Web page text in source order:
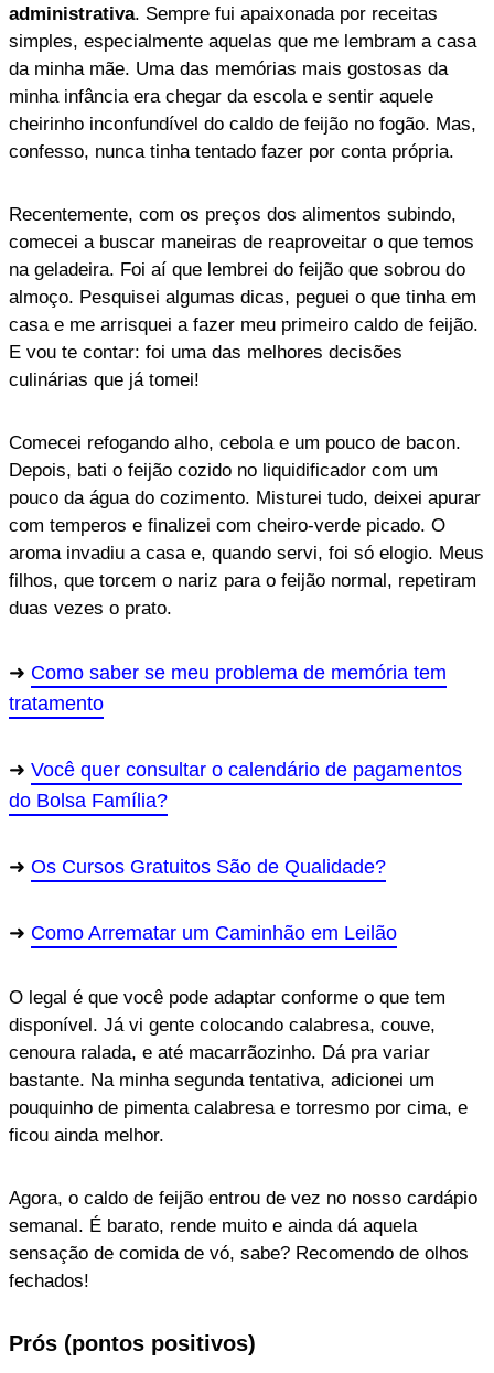
administrativa. Sempre fui apaixonada por receitas
simples, especialmente aquelas que me lembram a casa
da minha mãe. Uma das memórias mais gostosas da
minha infância era chegar da escola e sentir aquele
cheirinho inconfundível do caldo de feijão no fogão. Mas,
confesso, nunca tinha tentado fazer por conta própria.
Recentemente, com os preços dos alimentos subindo,
comecei a buscar maneiras de reaproveitar o que temos
na geladeira. Foi aí que lembrei do feijão que sobrou do
almoço. Pesquisei algumas dicas, peguei o que tinha em
casa e me arrisquei a fazer meu primeiro caldo de feijão.
E vou te contar: foi uma das melhores decisões
culinárias que já tomei!
Comecei refogando alho, cebola e um pouco de bacon.
Depois, bati o feijão cozido no liquidificador com um
pouco da água do cozimento. Misturei tudo, deixei apurar
com temperos e finalizei com cheiro-verde picado. O
aroma invadiu a casa e, quando servi, foi só elogio. Meus
filhos, que torcem o nariz para o feijão normal, repetiram
duas vezes o prato.
Como saber se meu problema de memória tem
tratamento
Você quer consultar o calendário de pagamentos
do Bolsa Família?
Os Cursos Gratuitos São de Qualidade?
Como Arrematar um Caminhão em Leilão
O legal é que você pode adaptar conforme o que tem
disponível. Já vi gente colocando calabresa, couve,
cenoura ralada, e até macarrãozinho. Dá pra variar
bastante. Na minha segunda tentativa, adicionei um
pouquinho de pimenta calabresa e torresmo por cima, e
ficou ainda melhor.
Agora, o caldo de feijão entrou de vez no nosso cardápio
semanal. É barato, rende muito e ainda dá aquela
sensação de comida de vó, sabe? Recomendo de olhos
fechados!
Prós (pontos positivos)